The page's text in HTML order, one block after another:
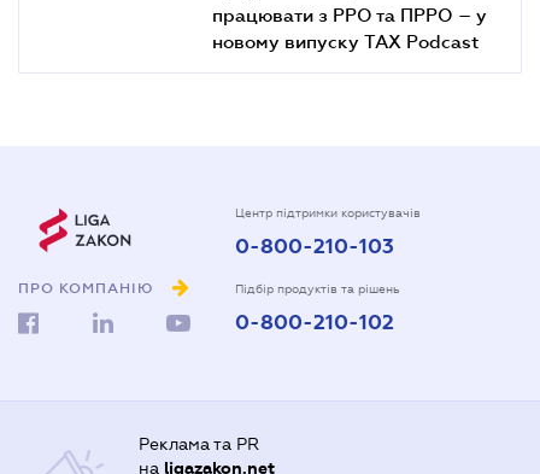
працювати з РРО та ПРРО – у
новому випуску TAX Podcast
ПРО КОМПАНІЮ
Центр підтримки користувачів
0-800-210-103
Підбір продуктів та рішень
0-800-210-102
Реклама та PR
на ligazakon.net